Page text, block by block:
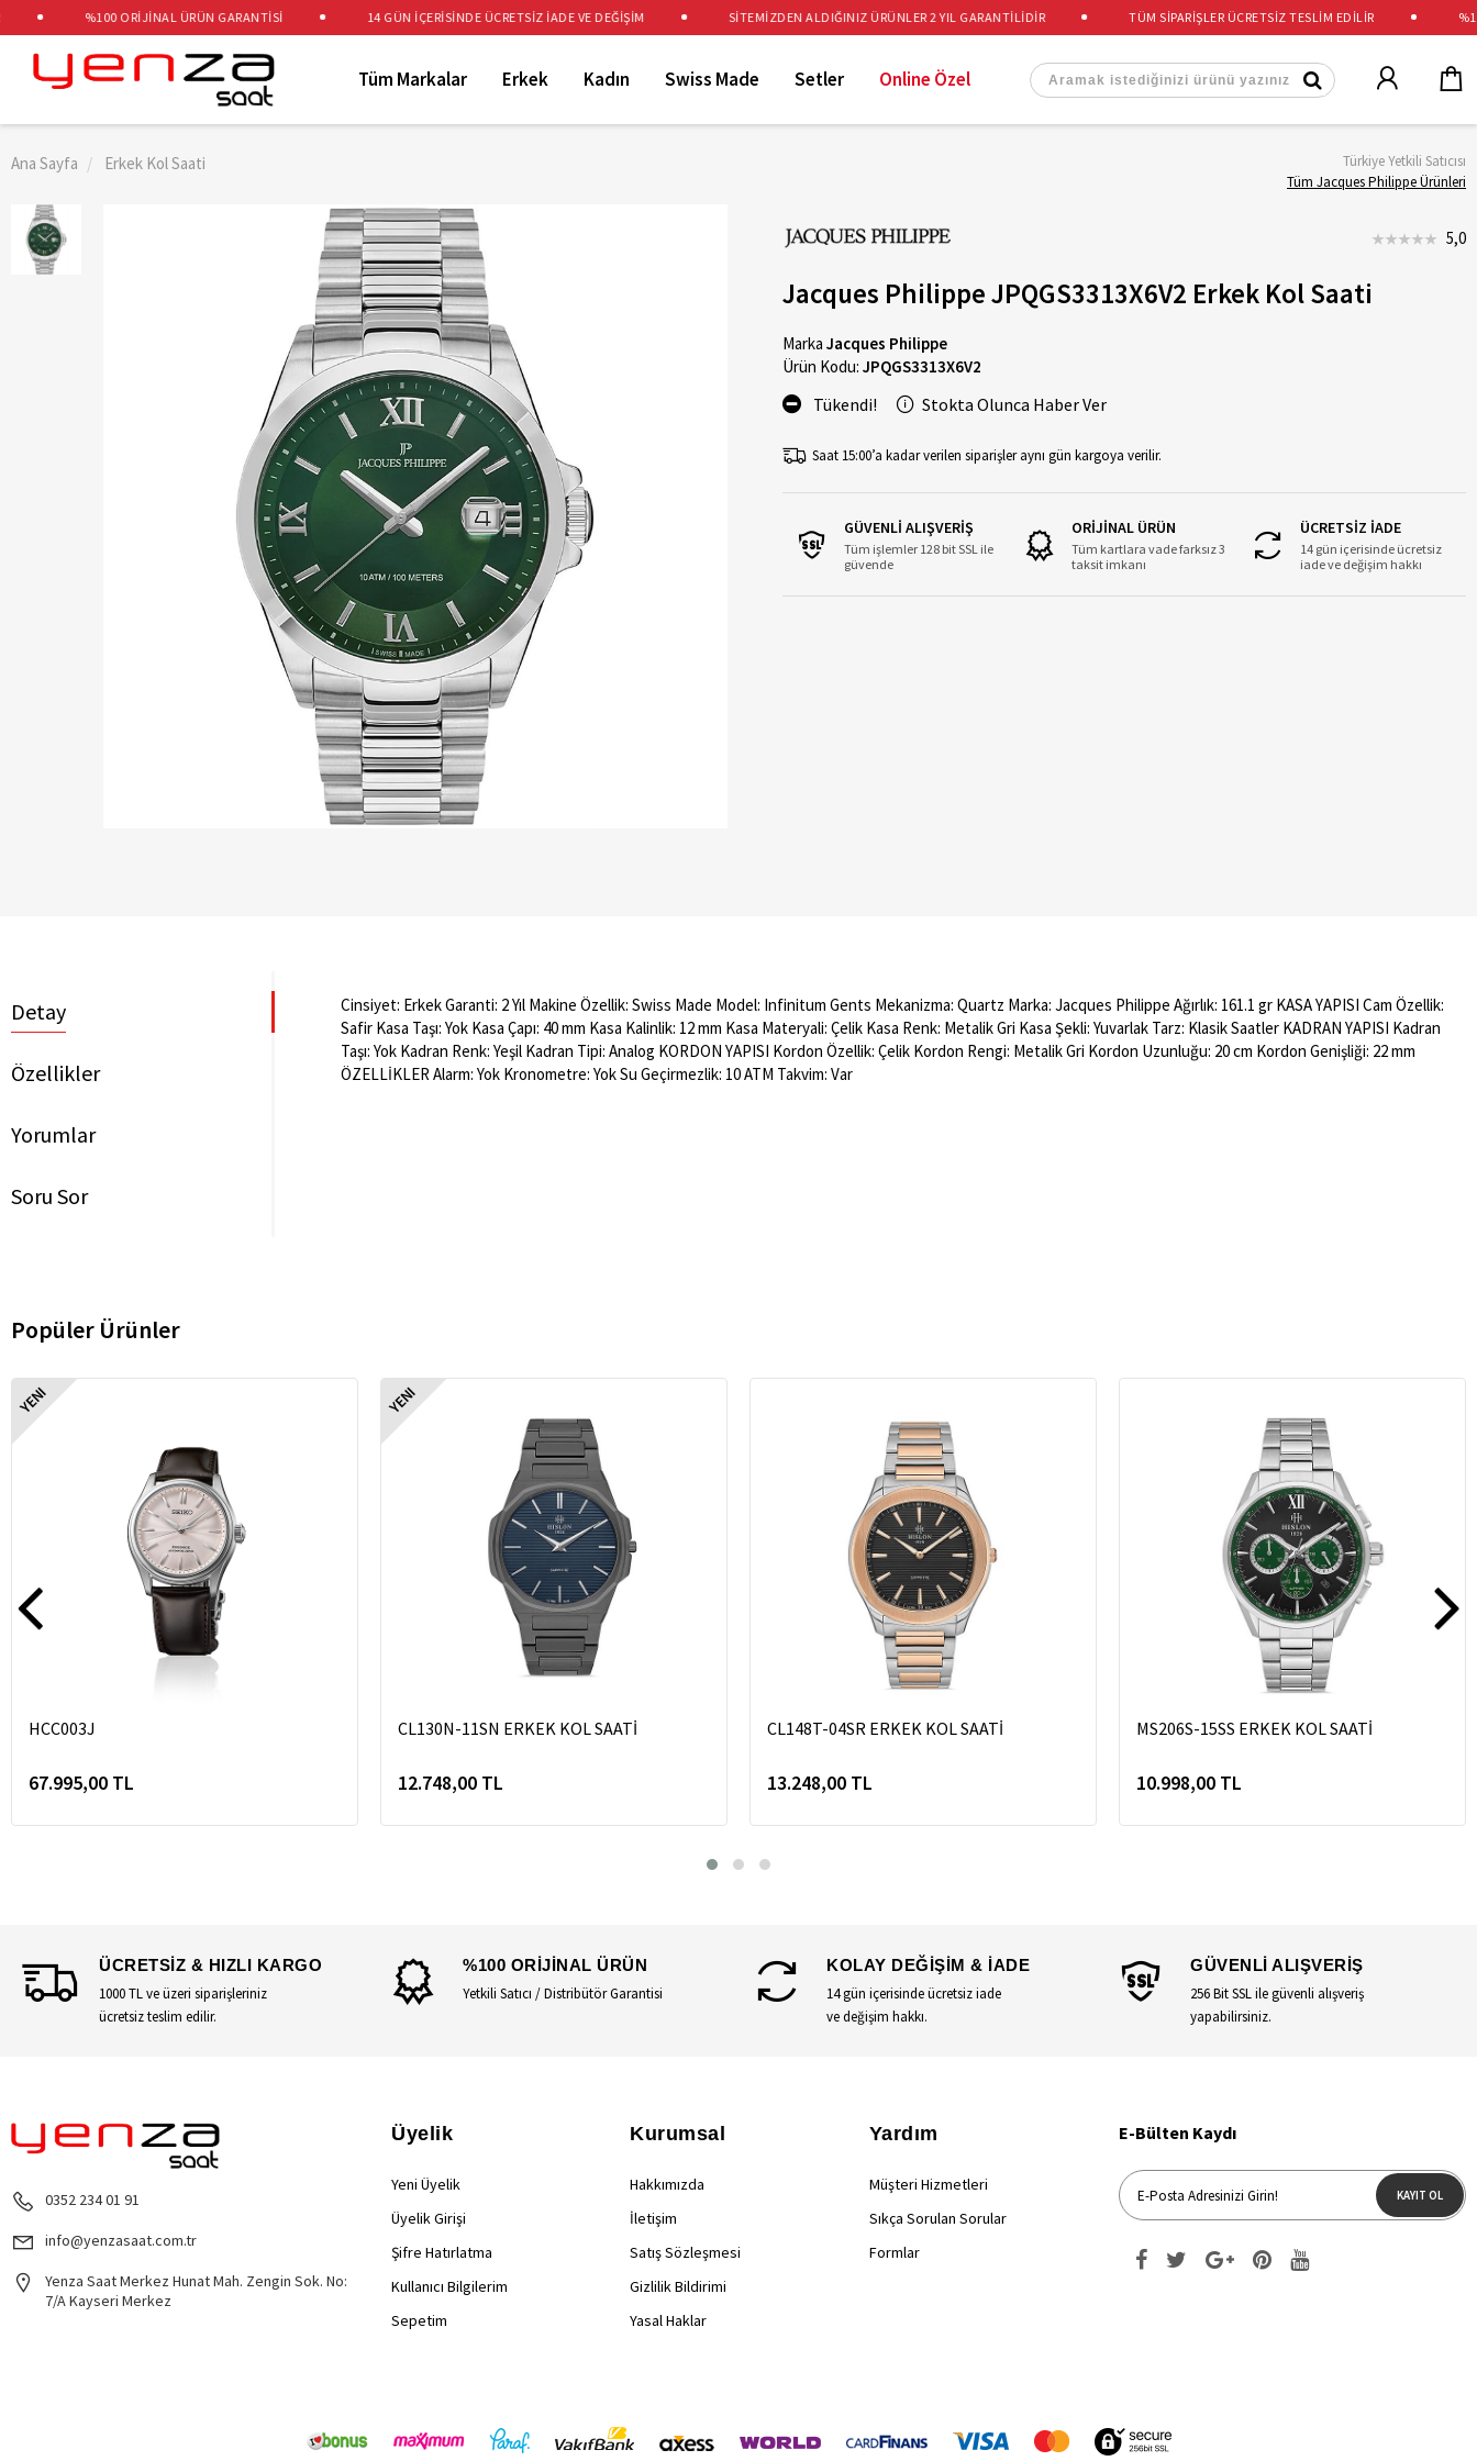
TÜM SİPARİŞLER ÜCRETSİZ TESLİM EDİLİR %100
%100 ORİJİNAL ÜRÜN GARANTİSİ 14 GÜN İÇERİSİNDE ÜCRETSİZ İADE VE DEĞİŞİM SİTEMİZDEN ALDIĞINIZ ÜRÜNLER 2 YIL GARANTİLİDİR
Tüm Markalar Erkek Kadın Swiss Made Setler Online Özel
Ana Sayfa Erkek Kol Saati
Türkiye Yetkili Satıcısı
Tüm Jacques Philippe Ürünleri
5,0
Jacques Philippe JPQGS3313X6V2 Erkek Kol Saati
Marka Jacques Philippe
Ürün Kodu: JPQGS3313X6V2
Tükendi! Stokta Olunca Haber Ver
Saat 15:00’a kadar verilen siparişler aynı gün kargoya verilir.
GÜVENLİ ALIŞVERİŞ
Tüm işlemler 128 bit SSL ile
güvende
ORİJİNAL ÜRÜN
Tüm kartlara vade farksız 3
taksit imkanı
ÜCRETSİZ İADE
14 gün içerisinde ücretsiz
iade ve değişim hakkı
Detay
Özellikler
Yorumlar
Soru Sor
Cinsiyet: Erkek Garanti: 2 Yıl Makine Özellik: Swiss Made Model: Infinitum Gents Mekanizma: Quartz Marka: Jacques Philippe Ağırlık: 161.1 gr KASA YAPISI Cam Özellik:
Safir Kasa Taşı: Yok Kasa Çapı: 40 mm Kasa Kalinlik: 12 mm Kasa Materyali: Çelik Kasa Renk: Metalik Gri Kasa Şekli: Yuvarlak Tarz: Klasik Saatler KADRAN YAPISI Kadran
Taşı: Yok Kadran Renk: Yeşil Kadran Tipi: Analog KORDON YAPISI Kordon Özellik: Çelik Kordon Rengi: Metalik Gri Kordon Uzunluğu: 20 cm Kordon Genişliği: 22 mm
ÖZELLİKLER Alarm: Yok Kronometre: Yok Su Geçirmezlik: 10 ATM Takvim: Var
Popüler Ürünler
YENI
HCC003J
67.995,00 TL
YENI
CL130N-11SN ERKEK KOL SAATİ
12.748,00 TL
CL148T-04SR ERKEK KOL SAATİ
13.248,00 TL
MS206S-15SS ERKEK KOL SAATİ
10.998,00 TL
ÜCRETSİZ & HIZLI KARGO
1000 TL ve üzeri siparişleriniz
ücretsiz teslim edilir.
%100 ORİJİNAL ÜRÜN
Yetkili Satıcı / Distribütör Garantisi
KOLAY DEĞİŞİM & İADE
14 gün içerisinde ücretsiz iade
ve değişim hakkı.
GÜVENLİ ALIŞVERİŞ
256 Bit SSL ile güvenli alışveriş
yapabilirsiniz.
0352 234 01 91
info@yenzasaat.com.tr
Yenza Saat Merkez Hunat Mah. Zengin Sok. No:
7/A Kayseri Merkez
Üyelik
Yeni Üyelik
Üyelik Girişi
Şifre Hatırlatma
Kullanıcı Bilgilerim
Sepetim
Kurumsal
Hakkımızda
İletişim
Satış Sözleşmesi
Gizlilik Bildirimi
Yasal Haklar
Yardım
Müşteri Hizmetleri
Sıkça Sorulan Sorular
Formlar
E-Bülten Kaydı
KAYIT OL